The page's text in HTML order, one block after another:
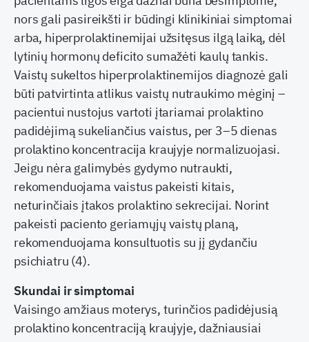
nors gali pasireikšti ir būdingi klinikiniai simptomai
arba, hiperprolaktinemijai užsitęsus ilgą laiką, dėl
lytinių hormonų deficito sumažėti kaulų tankis.
Vaistų sukeltos hiperprolaktinemijos diagnozė gali
būti patvirtinta atlikus vaistų nutraukimo mėginį –
pacientui nustojus vartoti įtariamai prolaktino
padidėjimą sukeliančius vaistus, per 3–5 dienas
prolaktino koncentracija kraujyje normalizuojasi.
Jeigu nėra galimybės gydymo nutraukti,
rekomenduojama vaistus pakeisti kitais,
neturinčiais įtakos prolaktino sekrecijai. Norint
pakeisti paciento geriamųjų vaistų planą,
rekomenduojama konsultuotis su jį gydančiu
psichiatru (4).
Skundai ir simptomai
Vaisingo amžiaus moterys, turinčios padidėjusią
prolaktino koncentraciją kraujyje, dažniausiai